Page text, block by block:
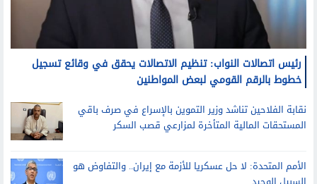
رئيس اتصالات النواب: تنظيم الاتصالات يحقق في وقائع تسجيل
خطوط بالرقم القومي لبعض المواطنين
نقابة الفلاحين تناشد وزير التموين بالإسراع في صرف باقي
المستحقات المالية المتأخرة لمزارعي قصب السكر
الأمم المتحدة: لا حل عسكريا للأزمة مع إيران.. والتفاوض هو
السبيل الوحيد